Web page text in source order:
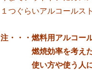
１つぐらいアルコールス
注・・・燃料用アルコー
燃焼効率を考えたコ
使い方や使う人によ